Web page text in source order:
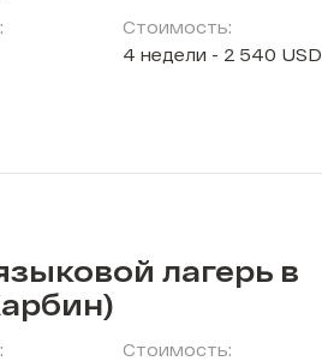
Стоимость:
4 недели - 2 540 USD
лагерь в
Стоимость: